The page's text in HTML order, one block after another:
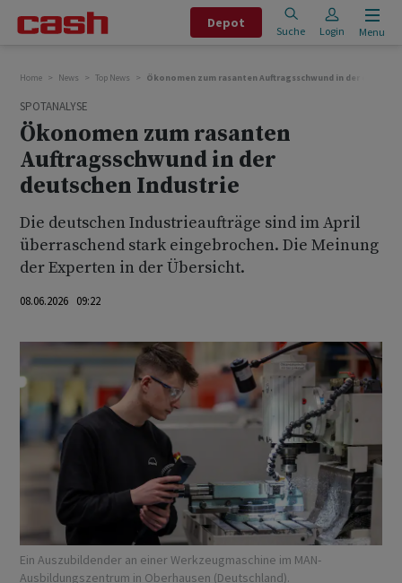
Depot
Suche Login Menu
Home News Top News Ökonomen zum rasanten Auftragsschwund in der
SPOTANALYSE
Ökonomen zum rasanten
Auftragsschwund in der
deutschen Industrie
Die deutschen Industrieaufträge sind im April
überraschend stark eingebrochen. Die Meinung
der Experten in der Übersicht.
08.06.2026 09:22
Ein Auszubildender an einer Werkzeugmaschine im MAN-
Ausbildungszentrum in Oberhausen (Deutschland).